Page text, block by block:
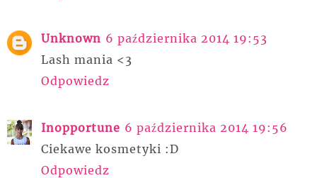
Unknown 6 października 2014 19:53
Lash mania <3
Odpowiedz
Inopportune 6 października 2014 19:56
Ciekawe kosmetyki :D
Odpowiedz